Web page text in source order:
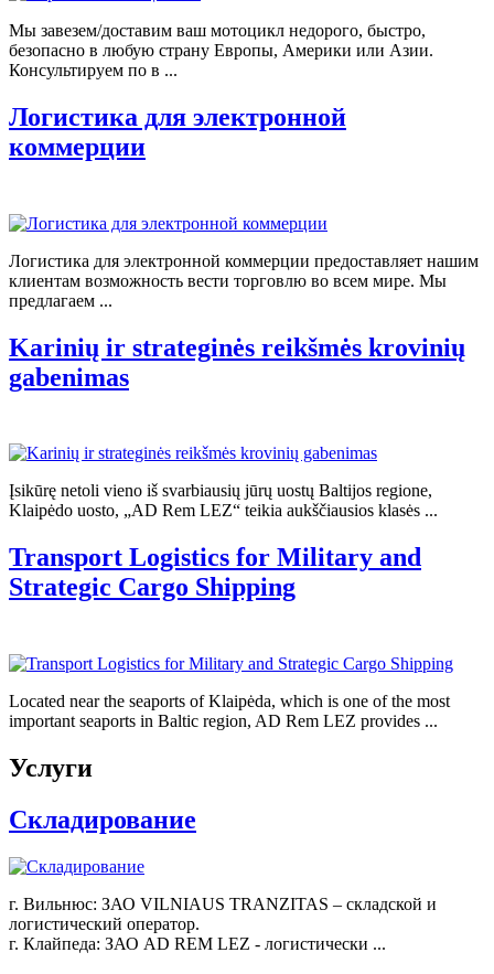
Мы завезем/доставим ваш мотоцикл недорого, быстро,
безопасно в любую страну Европы, Америки или Азии.
Консультируем по в ...
Логистика для электронной
коммерции
Логистика для электронной коммерции предоставляет нашим
клиентам возможность вести торговлю во всем мире. Мы
предлагаем ...
Karinių ir strateginės reikšmės krovinių
gabenimas
Įsikūrę netoli vieno iš svarbiausių jūrų uostų Baltijos regione,
Klaipėdo uosto, „AD Rem LEZ“ teikia aukščiausios klasės ...
Transport Logistics for Military and
Strategic Cargo Shipping
Located near the seaports of Klaipėda, which is one of the most
important seaports in Baltic region, AD Rem LEZ provides ...
Услуги
Складирование
г. Вильнюс: ЗАО VILNIAUS TRANZITAS – складской и
логистический оператор.
г. Клайпеда: ЗАО AD REM LEZ - логистически ...